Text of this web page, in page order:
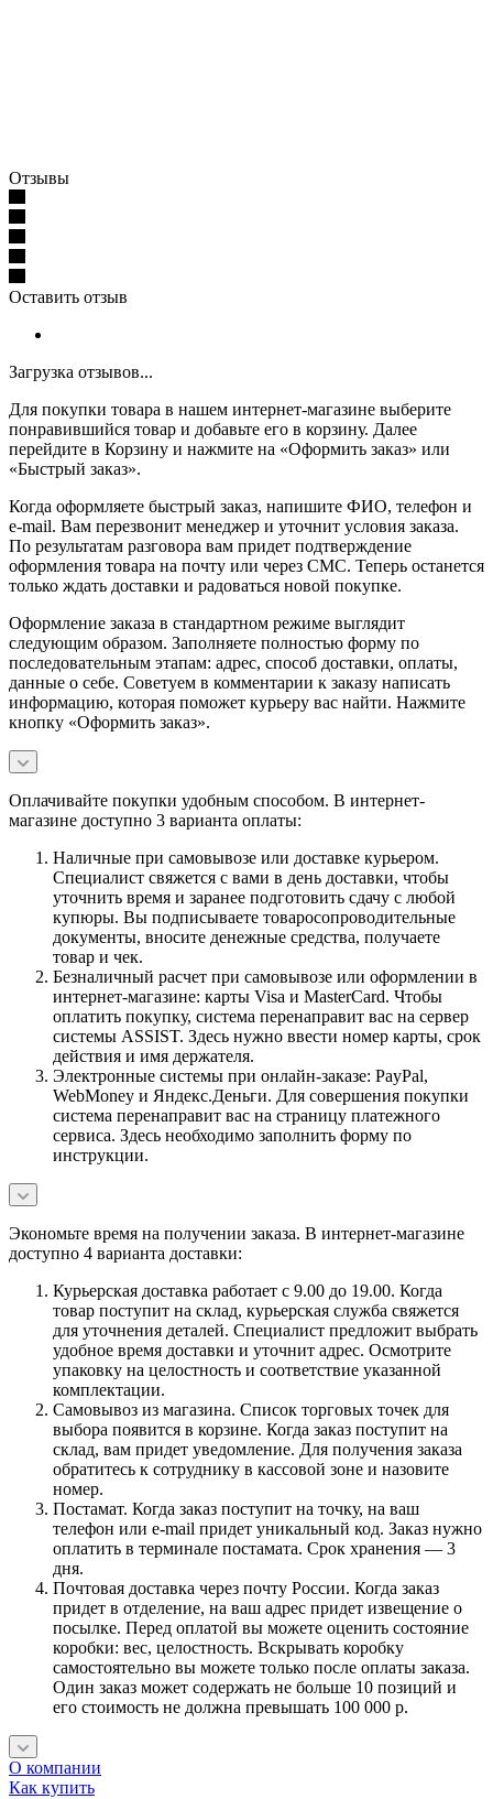
Отзывы
Оставить отзыв
Загрузка отзывов...
Для покупки товара в нашем интернет-магазине выберите
понравившийся товар и добавьте его в корзину. Далее
перейдите в Корзину и нажмите на «Оформить заказ» или
«Быстрый заказ».
Когда оформляете быстрый заказ, напишите ФИО, телефон и
e-mail. Вам перезвонит менеджер и уточнит условия заказа.
По результатам разговора вам придет подтверждение
оформления товара на почту или через СМС. Теперь останется
только ждать доставки и радоваться новой покупке.
Оформление заказа в стандартном режиме выглядит
следующим образом. Заполняете полностью форму по
последовательным этапам: адрес, способ доставки, оплаты,
данные о себе. Советуем в комментарии к заказу написать
информацию, которая поможет курьеру вас найти. Нажмите
кнопку «Оформить заказ».
Оплачивайте покупки удобным способом. В интернет-
магазине доступно 3 варианта оплаты:
Наличные при самовывозе или доставке курьером.
Специалист свяжется с вами в день доставки, чтобы
уточнить время и заранее подготовить сдачу с любой
купюры. Вы подписываете товаросопроводительные
документы, вносите денежные средства, получаете
товар и чек.
Безналичный расчет при самовывозе или оформлении в
интернет-магазине: карты Visa и MasterCard. Чтобы
оплатить покупку, система перенаправит вас на сервер
системы ASSIST. Здесь нужно ввести номер карты, срок
действия и имя держателя.
Электронные системы при онлайн-заказе: PayPal,
WebMoney и Яндекс.Деньги. Для совершения покупки
система перенаправит вас на страницу платежного
сервиса. Здесь необходимо заполнить форму по
инструкции.
Экономьте время на получении заказа. В интернет-магазине
доступно 4 варианта доставки:
Курьерская доставка работает с 9.00 до 19.00. Когда
товар поступит на склад, курьерская служба свяжется
для уточнения деталей. Специалист предложит выбрать
удобное время доставки и уточнит адрес. Осмотрите
упаковку на целостность и соответствие указанной
комплектации.
Самовывоз из магазина. Список торговых точек для
выбора появится в корзине. Когда заказ поступит на
склад, вам придет уведомление. Для получения заказа
обратитесь к сотруднику в кассовой зоне и назовите
номер.
Постамат. Когда заказ поступит на точку, на ваш
телефон или e-mail придет уникальный код. Заказ нужно
оплатить в терминале постамата. Срок хранения — 3
дня.
Почтовая доставка через почту России. Когда заказ
придет в отделение, на ваш адрес придет извещение о
посылке. Перед оплатой вы можете оценить состояние
коробки: вес, целостность. Вскрывать коробку
самостоятельно вы можете только после оплаты заказа.
Один заказ может содержать не больше 10 позиций и
его стоимость не должна превышать 100 000 р.
О компании
Как купить